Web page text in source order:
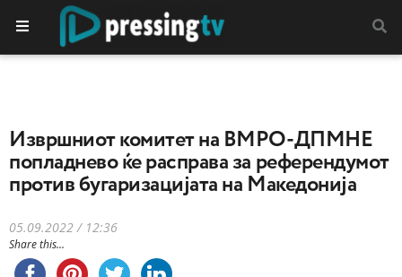
Извршниот комитет на ВМРО-ДПМНЕ
попладнево ќе расправа за референдумот
против бугаризацијата на Македонија
05.09.2022 / 12:36
Share this...